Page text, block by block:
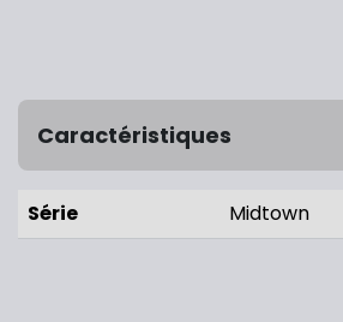
Caractéristiques
Série Midtown